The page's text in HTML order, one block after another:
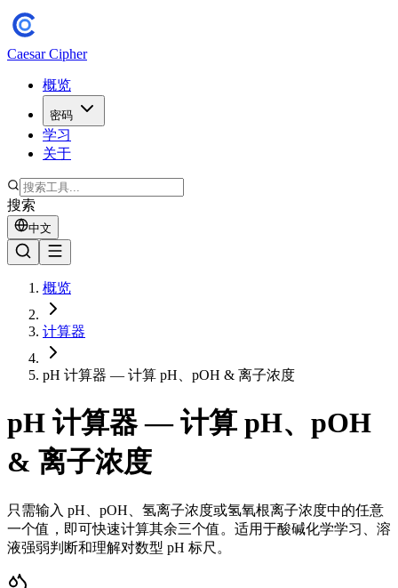
Caesar Cipher
概览
密码
学习
关于
搜索
中文
概览
计算器
pH 计算器 — 计算 pH、pOH & 离子浓度
pH 计算器 — 计算 pH、pOH
& 离子浓度
只需输入 pH、pOH、氢离子浓度或氢氧根离子浓度中的任意
一个值，即可快速计算其余三个值。适用于酸碱化学学习、溶
液强弱判断和理解对数型 pH 标尺。